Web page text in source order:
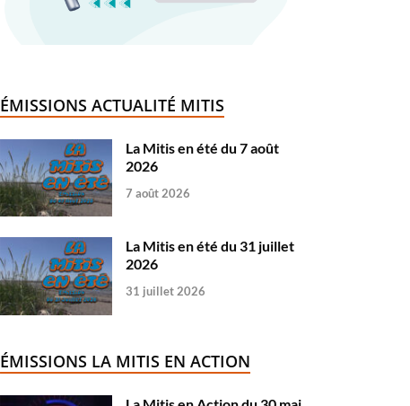
ÉMISSIONS ACTUALITÉ MITIS
La Mitis en été du 7 août
2026
7 août 2026
La Mitis en été du 31 juillet
2026
31 juillet 2026
ÉMISSIONS LA MITIS EN ACTION